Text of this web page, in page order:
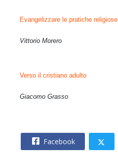
Evangelizzare le pratiche religiose
Vittorio Morero
Verso il cristiano adulto
Giacomo Grasso
Facebook